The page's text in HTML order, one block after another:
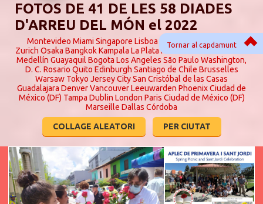
Tornar al capdamunt
FOTOS DE 41 DE LES 58 DIADES
D'ARREU DEL MÓN el 2022
Montevideo Miami Singapore Lisboa (deprecated -> 2914)
Zurich Osaka Bangkok Kampala La Plata Naha Toulouse Houston
Medellín Guayaquil Bogota Los Angeles São Paulo Washington,
D. C. Rosario Quito Edinburgh Santiago de Chile Brusselles
Warsaw Tokyo Jersey CitySan Cristóbal de las Casas
Guadalajara DenverVancouverLeeuwarden PhoenixCiudad de
México (DF) Tampa Dublin London Paris Ciudad de México (DF)
Marseille Dallas Córdoba
COLLAGE ALEATORI PER CIUTAT